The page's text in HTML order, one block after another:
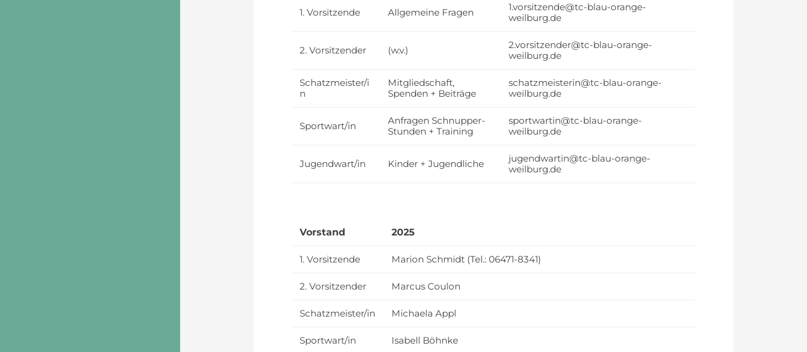
1. Vorsitzende Allgemeine Fragen
1.vorsitzende@tc-blau-orange-
weilburg.de
2. Vorsitzender (w.v.)
2.vorsitzender@tc-blau-orange-
weilburg.de
Schatzmeister/i
n
Mitgliedschaft,
Spenden + Beiträge
schatzmeisterin@tc-blau-orange-
weilburg.de
Sportwart/in
Anfragen Schnupper-
Stunden + Training
sportwartin@tc-blau-orange-
weilburg.de
Jugendwart/in Kinder + Jugendliche
jugendwartin@tc-blau-orange-
weilburg.de
Vorstand 2025
1. Vorsitzende Marion Schmidt (Tel.: 06471-8341)
2. Vorsitzender Marcus Coulon
Schatzmeister/in Michaela Appl
Sportwart/in Isabell Böhnke